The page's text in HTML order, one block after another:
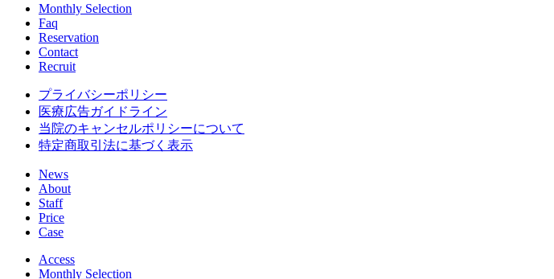
Monthly Selection
Faq
Reservation
Contact
Recruit
プライバシーポリシー
医療広告ガイドライン
当院のキャンセルポリシーについて
特定商取引法に基づく表示
News
About
Staff
Price
Case
Access
Monthly Selection